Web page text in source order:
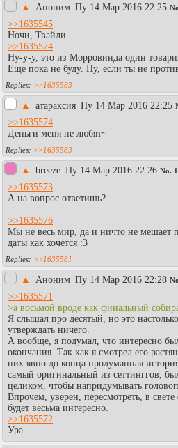
▲ Аноним Пy 14 Мар 2016 22:25
>>1635545
Ночи, Твайли.
>>1635574
Ну-у-у, это из Морровинда один
Еще пока не буду. Ну, если ты не
>>1635583
▲ атараксия Пy 14 Мар 2016 22:25
>>1635574
Деньги меня не любят~
>>1635583
▲ breeze Пy 14 Мар 2016 22:26 No.
>>1635573
А на вопрос ответишь?
>>1635576
Мы не весь мир, да и ничто не мешает
даты как хочется :3
>>1635581
▲ Аноним Пy 14 Мар 2016 22:28
>>1635571
>а восьмой вроде как финальный
Я слышал про десятый, но это
утверждать ничего.
А вообще, я подумал, что интересно
окончания. Так как я смотрел его
них явно до конца продуманная
самый оригинальный из сеттинггов,
целиком, чтобы напридумывать
Впрочем, уверен, пересмотреть, в
будет весьма интересно.
>>1635572
Ура.